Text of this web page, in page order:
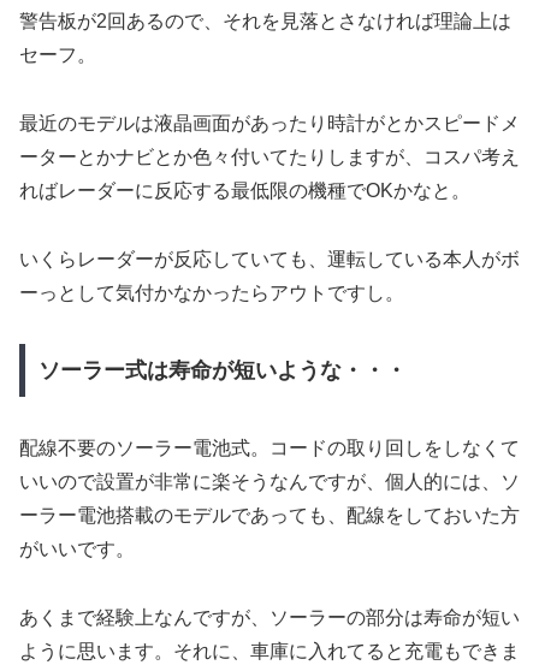
警告板が2回あるので、それを見落とさなければ理論上は
セーフ。
最近のモデルは液晶画面があったり時計がとかスピードメ
ーターとかナビとか色々付いてたりしますが、コスパ考え
ればレーダーに反応する最低限の機種でOKかなと。
いくらレーダーが反応していても、運転している本人がボ
ーっとして気付かなかったらアウトですし。
ソーラー式は寿命が短いような・・・
配線不要のソーラー電池式。コードの取り回しをしなくて
いいので設置が非常に楽そうなんですが、個人的には、ソ
ーラー電池搭載のモデルであっても、配線をしておいた方
がいいです。
あくまで経験上なんですが、ソーラーの部分は寿命が短い
ように思います。それに、車庫に入れてると充電もできま